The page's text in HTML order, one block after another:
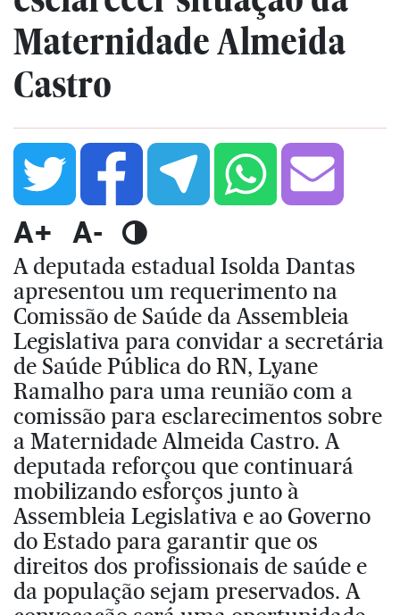
Maternidade Almeida
Castro
A+ A-
A deputada estadual Isolda Dantas
apresentou um requerimento na
Comissão de Saúde da Assembleia
Legislativa para convidar a secretária
de Saúde Pública do RN, Lyane
Ramalho para uma reunião com a
comissão para esclarecimentos sobre
a Maternidade Almeida Castro. A
deputada reforçou que continuará
mobilizando esforços junto à
Assembleia Legislativa e ao Governo
do Estado para garantir que os
direitos dos profissionais de saúde e
da população sejam preservados. A